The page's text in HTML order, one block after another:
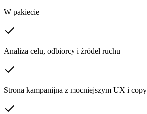
W pakiecie
Analiza celu, odbiorcy i źródeł ruchu
Strona kampanijna z mocniejszym UX i copy